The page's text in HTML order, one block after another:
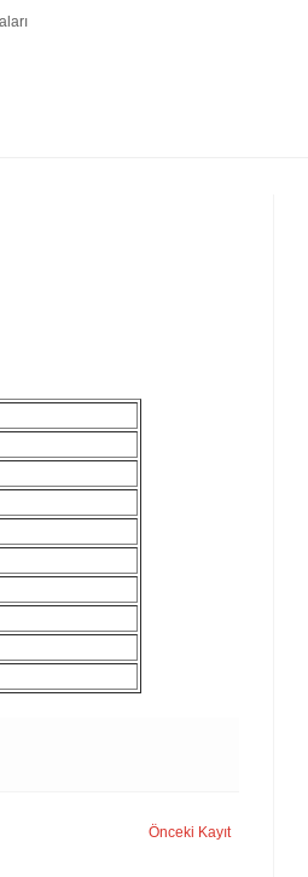
Önceki Kayıt